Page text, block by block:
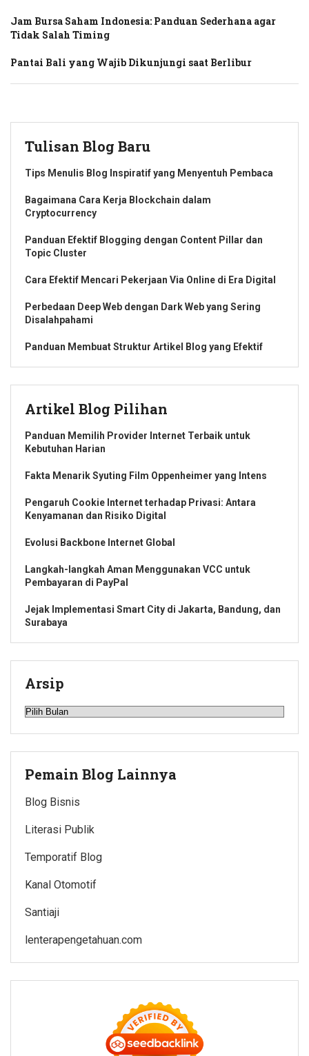
Jam Bursa Saham Indonesia: Panduan Sederhana agar
Tidak Salah Timing
Pantai Bali yang Wajib Dikunjungi saat Berlibur
Tulisan Blog Baru
Tips Menulis Blog Inspiratif yang Menyentuh Pembaca
Bagaimana Cara Kerja Blockchain dalam
Cryptocurrency
Panduan Efektif Blogging dengan Content Pillar dan
Topic Cluster
Cara Efektif Mencari Pekerjaan Via Online di Era Digital
Perbedaan Deep Web dengan Dark Web yang Sering
Disalahpahami
Panduan Membuat Struktur Artikel Blog yang Efektif
Artikel Blog Pilihan
Panduan Memilih Provider Internet Terbaik untuk
Kebutuhan Harian
Fakta Menarik Syuting Film Oppenheimer yang Intens
Pengaruh Cookie Internet terhadap Privasi: Antara
Kenyamanan dan Risiko Digital
Evolusi Backbone Internet Global
Langkah-langkah Aman Menggunakan VCC untuk
Pembayaran di PayPal
Jejak Implementasi Smart City di Jakarta, Bandung, dan
Surabaya
Arsip
Arsip
Pemain Blog Lainnya
Blog Bisnis
Literasi Publik
Temporatif Blog
Kanal Otomotif
Santiaji
lenterapengetahuan.com